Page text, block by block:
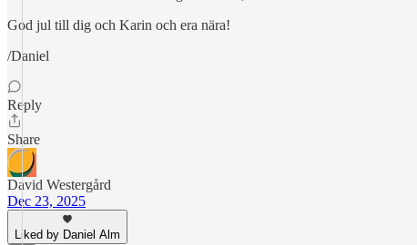
God jul till dig och Karin och era nära!
/Daniel
Reply
Share
David Westergård
Dec 23, 2025
Liked by Daniel Alm